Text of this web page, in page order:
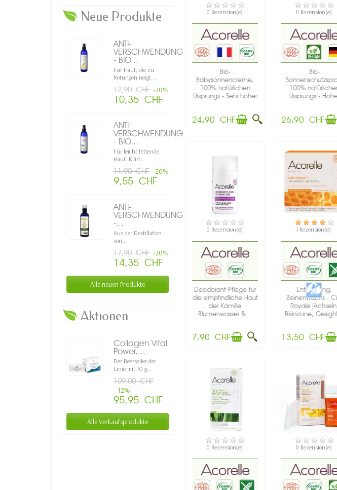
Neue Produkte
ANTI-
VERSCHWENDUNG
- BIO...
Für Haut, die zu
Rötungen neigt....
12,90 CHF -20%
10,35 CHF
ANTI-
VERSCHWENDUNG
- BIO...
Für leicht fettende
Haut. Klärt...
11,90 CHF -20%
9,55 CHF
ANTI-
VERSCHWENDUNG
-...
Aus der Destillation
von...
17,90 CHF -20%
14,35 CHF
Alle neuen Produkte
Aktionen
Collagen Vital
Power,...
Der Bestseller der
Linie mit 10 g...
109,00 CHF
-12%
95,95 CHF
Alle Verkaufsprodukte
VERFÜGBAR
0 Rezension(e)
Bio-
Babysonnencreme,
100% natürlichen
Ursprungs - Sehr hoher
24,90 CHF
VERFÜGBAR
0 Rezension(e)
Bio-
100%
Ursprungs -
26,90 CHF
VERFÜGBAR
0 Rezension(e)
Deodorant Pflege für
die empfindliche Haut
der Kamille
Blumenwasser &...
7,90 CHF
VERFÜGBAR
1 Rezension(e)
Enthaarung,
Beinenwachs -
Royale
Bikinizone,
13,50 CHF
VERFÜGBAR
0 Rezension(e)
VERFÜGBAR
0 Rezension(e)